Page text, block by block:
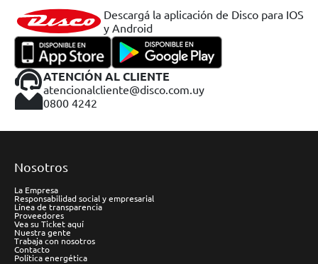
Descargá la aplicación de Disco para IOS
y Android
ATENCIÓN AL CLIENTE
atencionalcliente@disco.com.uy
0800 4242
Nosotros
La Empresa
Responsabilidad social y empresarial
Línea de transparencia
Proveedores
Vea su Ticket aquí
Nuestra gente
Trabaja con nosotros
Contacto
Política energética